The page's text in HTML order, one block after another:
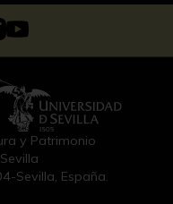
y Patrimonio
Sevilla, España.